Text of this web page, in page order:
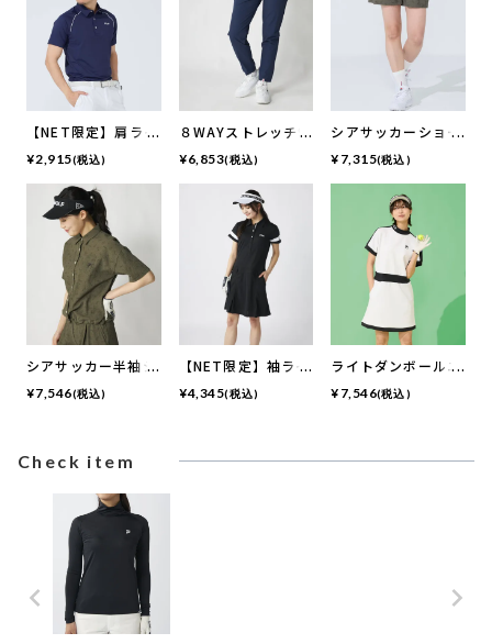
【NET限定】肩ライ
ン入り半袖シャツ
¥2,915(税込)
８WAYストレッチ9
分丈ジョガーパンツ
¥6,853(税込)
シアサッカーショー
トパンツ | セットア
ップ可
¥ 7,315(税込)
シアサッカー半袖シ
ャツ | セットアップ
¥7,546(税込)
【NET限定】袖ライ
ン入りワンピース |
吸汗速乾・UVカッ
¥4,345(税込)
ライトダンボールニ
ットモックネックワ
ンピース
¥ 7,546(税込)
Check item